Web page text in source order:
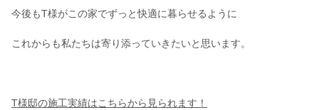
今後もT様がこの家でずっと快適に暮らせるように
これからも私たちは寄り添っていきたいと思います。
T様邸の施工実績はこちらから見られます！